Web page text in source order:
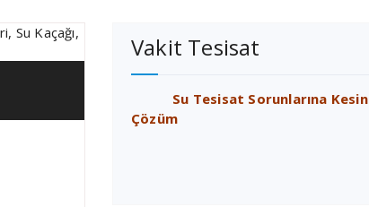
Vakit Tesisat
Su Tesisat Sorunlarına Kesin
Çözüm